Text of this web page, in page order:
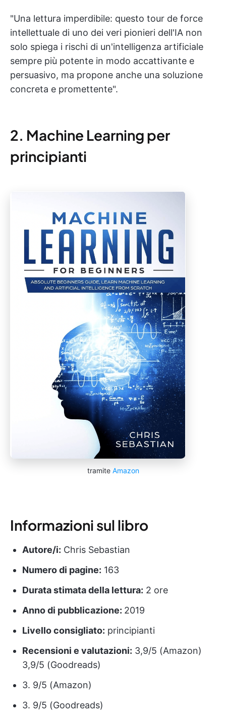
"Una lettura imperdibile: questo tour de force
intellettuale di uno dei veri pionieri dell'IA non
solo spiega i rischi di un'intelligenza artificiale
sempre più potente in modo accattivante e
persuasivo, ma propone anche una soluzione
concreta e promettente".
2. Machine Learning per
principianti
tramite Amazon
Informazioni sul libro
Autore/i: Chris Sebastian
Numero di pagine: 163
Durata stimata della lettura: 2 ore
Anno di pubblicazione: 2019
Livello consigliato: principianti
Recensioni e valutazioni: 3,9/5 (Amazon)
3,9/5 (Goodreads)
3. 9/5 (Amazon)
3. 9/5 (Goodreads)